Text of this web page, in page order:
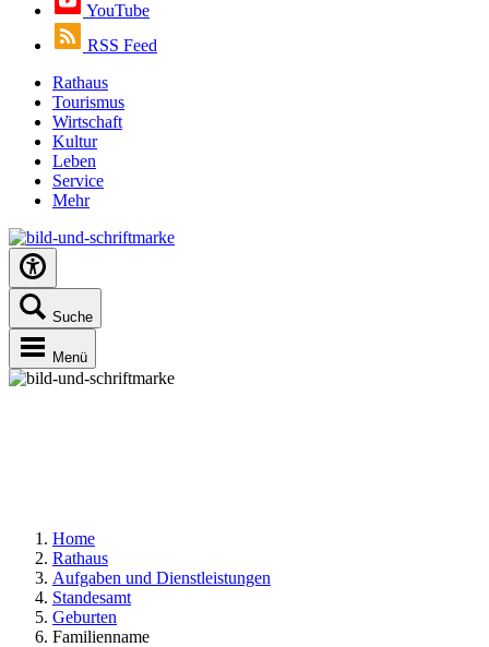
YouTube
RSS Feed
Rathaus
Tourismus
Wirtschaft
Kultur
Leben
Service
Mehr
Suche
Menü
Home
Rathaus
Aufgaben und Dienstleistungen
Standesamt
Geburten
Familienname